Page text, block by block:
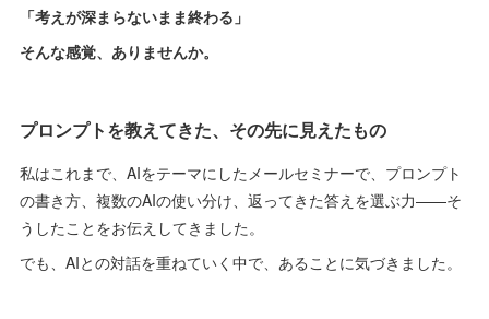
「考えが深まらないまま終わる」
そんな感覚、ありませんか。
プロンプトを教えてきた、その先に見えたもの
私はこれまで、AIをテーマにしたメールセミナーで、プロンプト
の書き方、複数のAIの使い分け、返ってきた答えを選ぶ力——そ
うしたことをお伝えしてきました。
でも、AIとの対話を重ねていく中で、あることに気づきました。